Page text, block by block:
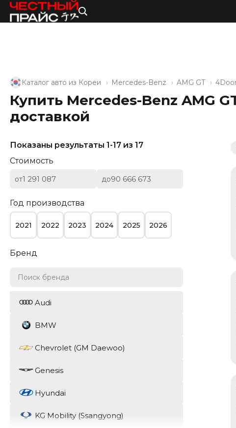
Показаны результаты 1-17 из 17
Стоимость
от до
Год производства
2021 2022 2023 2024 2025 2026
Бренд
Audi
BMW
Chevrolet (GM Daewoo)
Genesis
Hyundai
KG Mobility (Ssangyong)
Каталог авто из Кореи Mercedes-Benz AMG GT
Купить Mercedes-Benz AMG
доставкой